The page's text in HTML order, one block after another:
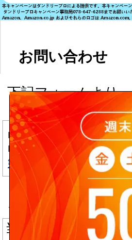
お問い合わせ
下記フォームより
ます。
■商品については
■入力頂いた個人情
針
に基づき、厳重
▼ フリーメール
ご利用のお客様へ
当店からのメール